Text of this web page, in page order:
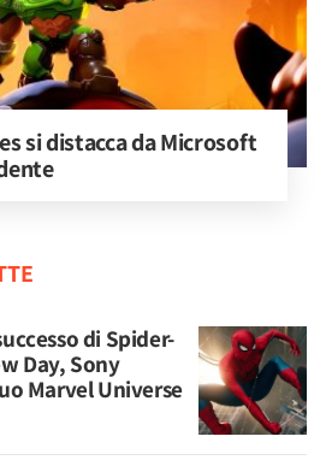
si distacca da Microsoft
di Spider-
Day, Sony
Marvel Universe